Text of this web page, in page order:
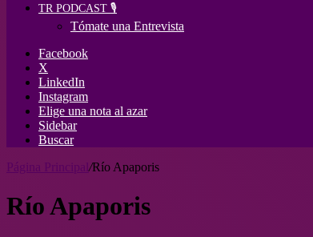
TR PODCAST 🎙️
Tómate una Entrevista
Facebook
X
LinkedIn
Instagram
Elige una nota al azar
Sidebar
Buscar
Página Principal /Río Apaporis
Río Apaporis